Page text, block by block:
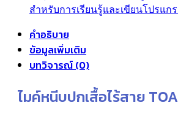
฿108,500.00
สำหรับการเรียนรู้และเขียนโปรแก
คำอธิบาย
ข้อมูลเพิ่มเติม
บทวิจารณ์ (0)
ไมค์หนีบปกเสื้อไร้สาย